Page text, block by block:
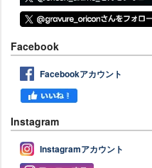
Facebook
Facebookアカウント
Instagram
Instagramアカウント